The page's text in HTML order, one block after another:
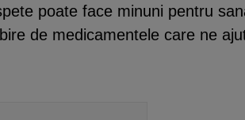
poate face minuni pentru
de medicamentele care ne